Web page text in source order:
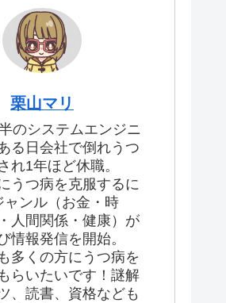
栗山マリ
のシステムエンジニ
る日会社で倒れうつ
れ1年ほど休職。
うつ病を克服するに
ャンル（お金・時
人間関係・健康）が
情報発信を開始。
多くの方にうつ病を
らいたいです！謎解
、読書、資格なども